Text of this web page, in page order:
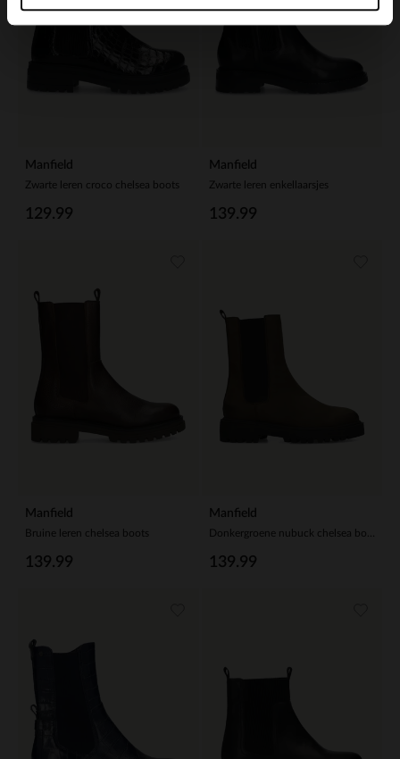
Manfield
Zwarte leren croco chelsea boots
129.99
Manfield
Zwarte leren enkellaarsjes
139.99
Manfield
Bruine leren chelsea boots
139.99
Manfield
139.99